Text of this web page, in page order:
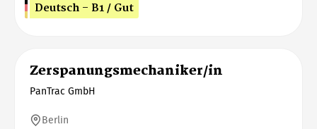
Deutsch - B1 / Gut
Zerspanungsmechaniker/in
PanTrac GmbH
Berlin